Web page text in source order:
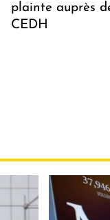
plainte auprès
CEDH